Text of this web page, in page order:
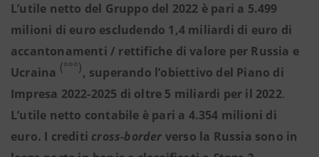
L’utile netto del Gruppo del 2022 è pari a 5.499
milioni di euro escludendo 1,4 miliardi di euro di
accantonamenti / rettifiche di valore per Russia e
Ucraina (°°°), superando l’obiettivo del Piano di
Impresa 2022-2025 di oltre 5 miliardi per il 2022.
L’utile netto contabile è pari a 4.354 milioni di
euro. I crediti cross-border verso la Russia sono in